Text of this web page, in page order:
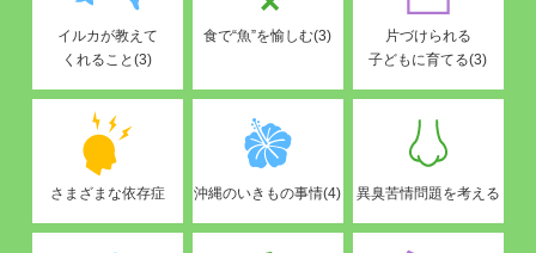
イルカが教えて
くれること(3)
食で“魚”を愉しむ(3)
片づけられる
子どもに育てる(3)
さまざまな依存症 沖縄のいきもの事情(4) 異臭苦情問題を考える